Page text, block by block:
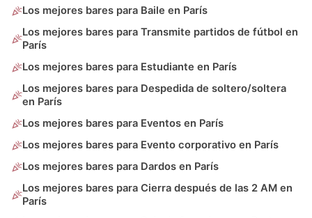
Los mejores bares para Baile en París
Los mejores bares para Transmite partidos de fútbol en
París
Los mejores bares para Estudiante en París
Los mejores bares para Despedida de soltero/soltera
en París
Los mejores bares para Eventos en París
Los mejores bares para Evento corporativo en París
Los mejores bares para Dardos en París
Los mejores bares para Cierra después de las 2 AM en
París